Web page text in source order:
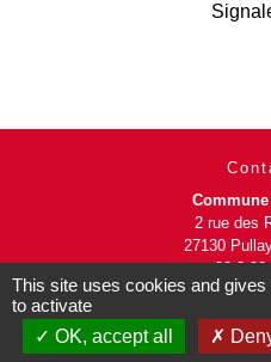
2 rue des
27130
+33 2 32
Site
This site uses cookies and
to activate
OK, accept all